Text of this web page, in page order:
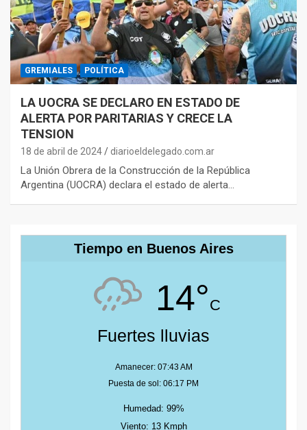
GREMIALES POLÍTICA
LA UOCRA SE DECLARO EN ESTADO DE
ALERTA POR PARITARIAS Y CRECE LA
TENSION
18 de abril de 2024 diarioeldelegado.com.ar
La Unión Obrera de la Construcción de la República
Argentina (UOCRA) declara el estado de alerta…
Tiempo en Buenos Aires
14°C
Fuertes lluvias
Amanecer: 07:43 AM
Puesta de sol: 06:17 PM
Humedad: 99%
Viento: 13 Kmph